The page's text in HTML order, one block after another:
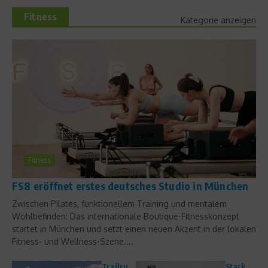
Fitness Kategorie anzeigen
Fitness
FS8 eröffnet erstes deutsches Studio in München
Zwischen Pilates, funktionellem Training und mentalem
Wohlbefinden: Das internationale Boutique-Fitnesskonzept
startet in München und setzt einen neuen Akzent in der lokalen
Fitness- und Wellness-Szene....
Trailru Stark